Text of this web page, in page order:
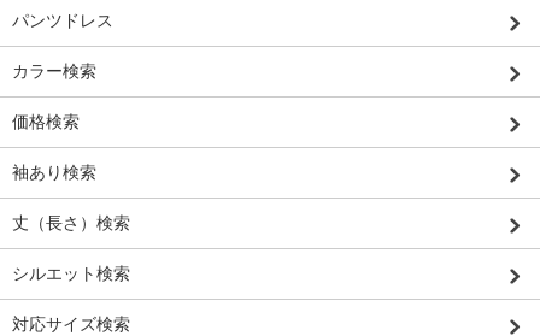
パンツドレス
カラー検索
価格検索
袖あり検索
丈（長さ）検索
シルエット検索
対応サイズ検索